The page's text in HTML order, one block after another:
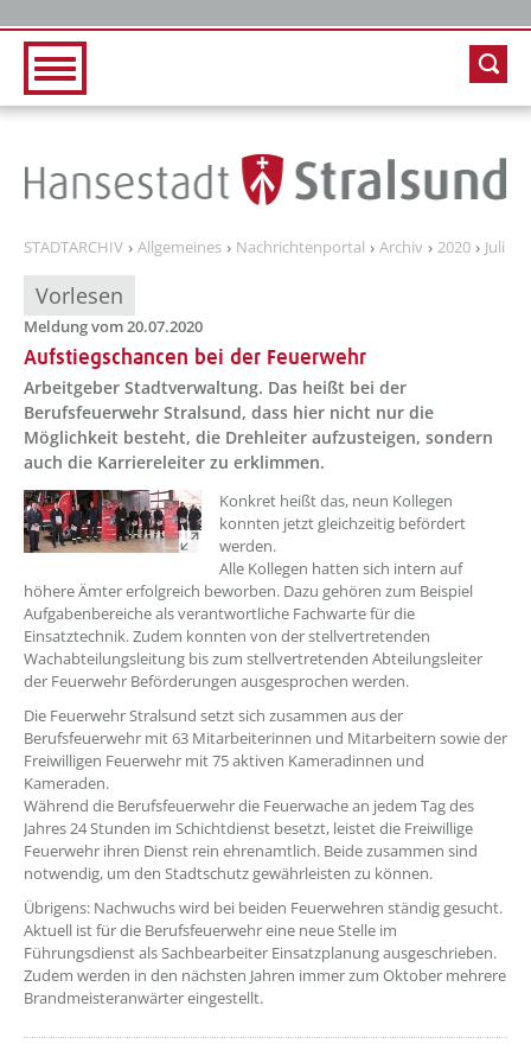
STADTARCHIV Allgemeines Nachrichtenportal Archiv 2020 Juli
Vorlesen
Meldung vom 20.07.2020
Aufstiegschancen bei der Feuerwehr
Arbeitgeber Stadtverwaltung. Das heißt bei der
Berufsfeuerwehr Stralsund, dass hier nicht nur die
Möglichkeit besteht, die Drehleiter aufzusteigen, sondern
auch die Karriereleiter zu erklimmen.
Konkret heißt das, neun Kollegen
konnten jetzt gleichzeitig befördert
werden.
Alle Kollegen hatten sich intern auf
höhere Ämter erfolgreich beworben. Dazu gehören zum Beispiel
Aufgabenbereiche als verantwortliche Fachwarte für die
Einsatztechnik. Zudem konnten von der stellvertretenden
Wachabteilungsleitung bis zum stellvertretenden Abteilungsleiter
der Feuerwehr Beförderungen ausgesprochen werden.
Die Feuerwehr Stralsund setzt sich zusammen aus der
Berufsfeuerwehr mit 63 Mitarbeiterinnen und Mitarbeitern sowie der
Freiwilligen Feuerwehr mit 75 aktiven Kameradinnen und
Kameraden.
Während die Berufsfeuerwehr die Feuerwache an jedem Tag des
Jahres 24 Stunden im Schichtdienst besetzt, leistet die Freiwillige
Feuerwehr ihren Dienst rein ehrenamtlich. Beide zusammen sind
notwendig, um den Stadtschutz gewährleisten zu können.
Übrigens: Nachwuchs wird bei beiden Feuerwehren ständig gesucht.
Aktuell ist für die Berufsfeuerwehr eine neue Stelle im
Führungsdienst als Sachbearbeiter Einsatzplanung ausgeschrieben.
Zudem werden in den nächsten Jahren immer zum Oktober mehrere
Brandmeisteranwärter eingestellt.